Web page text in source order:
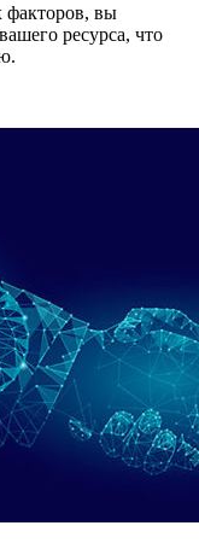
факторов, вы
ресурса, что